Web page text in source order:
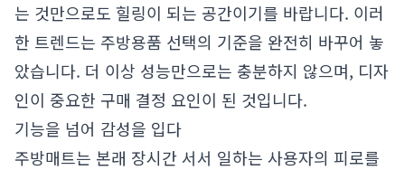
는 것만으로도 힐링이 되는 공간이기를 바랍니다. 이러
한 트렌드는 주방용품 선택의 기준을 완전히 바꾸어 놓
았습니다. 더 이상 성능만으로는 충분하지 않으며, 디자
인이 중요한 구매 결정 요인이 된 것입니다.
기능을 넘어 감성을 입다
주방매트는 본래 장시간 서서 일하는 사용자의 피로를